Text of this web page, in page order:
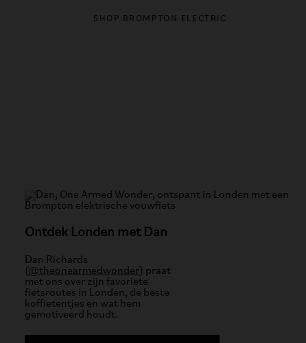
SHOP BROMPTON ELECTRIC
Ontdek Londen met Dan
Dan Richards
(@theonearmedwonder) praat
met ons over zijn favoriete
fietsroutes in Londen, de beste
koffietentjes en wat hem
gemotiveerd houdt.